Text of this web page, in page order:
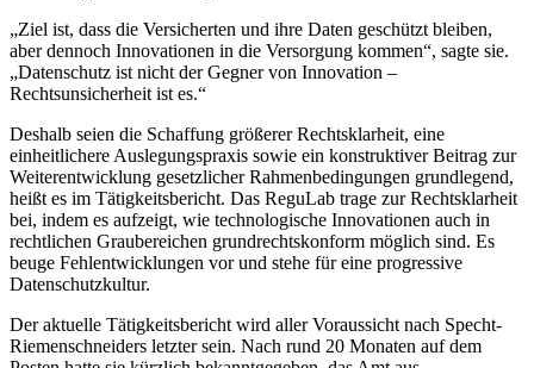
„Ziel ist, dass die Versicherten und ihre Daten geschützt bleiben,
aber dennoch Innovationen in die Versorgung kommen“, sagte sie.
„Datenschutz ist nicht der Gegner von Innovation –
Rechtsunsicherheit ist es.“
Deshalb seien die Schaffung größerer Rechtsklarheit, eine
einheitlichere Auslegungspraxis sowie ein konstruktiver Beitrag zur
Weiterentwicklung gesetzlicher Rahmenbe­dingungen grundlegend,
heißt es im Tätigkeitsbericht. Das Regu­Lab trage zur Rechtsklarheit
bei, indem es aufzeigt, wie technologische Innovationen auch in
rechtlichen Grau­bereichen grundrechtskonform möglich sind. Es
beuge Fehlentwicklungen vor und stehe für eine progressive
Datenschutzkultur.
Der aktuelle Tätigkeitsbericht wird aller Voraussicht nach Specht-
Riemenschneiders letzter sein. Nach rund 20 Monaten auf dem